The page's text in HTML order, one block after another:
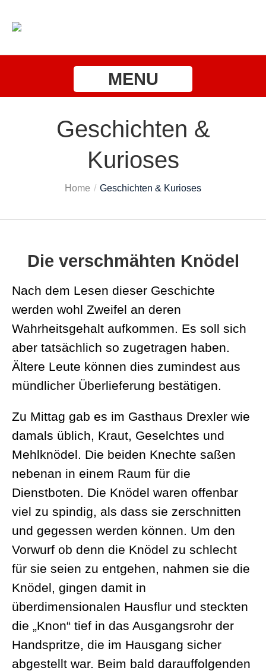
MENU
Geschichten &
Kurioses
Home / Geschichten & Kurioses
Die verschmähten Knödel
Nach dem Lesen dieser Geschichte
werden wohl Zweifel an deren
Wahrheitsgehalt aufkommen. Es soll sich
aber tatsächlich so zugetragen haben.
Ältere Leute können dies zumindest aus
mündlicher Überlieferung bestätigen.
Zu Mittag gab es im Gasthaus Drexler wie
damals üblich, Kraut, Geselchtes und
Mehlknödel. Die beiden Knechte saßen
nebenan in einem Raum für die
Dienstboten. Die Knödel waren offenbar
viel zu spindig, als dass sie zerschnitten
und gegessen werden können. Um den
Vorwurf ob denn die Knödel zu schlecht
für sie seien zu entgehen, nahmen sie die
Knödel, gingen damit in
überdimensionalen Hausflur und steckten
die „Knon“ tief in das Ausgangsrohr der
Handspritze, die im Hausgang sicher
abgestellt war. Beim bald darauffolgenden